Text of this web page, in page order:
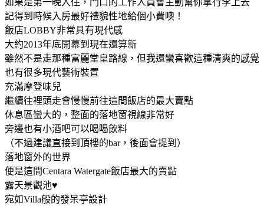
記得到時候入房最好禮貌性地給個小費噢！
飯店LOBBY非常具有現代感
大約2013年底開幕到現在還算新
雖然不是走那種富麗堂皇路線，但我還蠻喜歡這種清爽的感覺
也有很多現代藝術裝置
充滿摩登味兒
繼續往裡頭走會慢慢前往這間飯店的最大賣點
休息區蠻大的，整面的落地窗視線非常好
旁邊也有小酒吧可以喝喝飲料
（不過建議直接到頂樓的bar，後面會提到）
落地窗外的世界
便是這間Centara Watergate飯店最大的賣點
露天景觀池♥
宛如Villa般的發呆亭設計